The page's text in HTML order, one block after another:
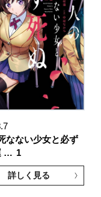
なない少女と必ず
… 1
詳しく見る